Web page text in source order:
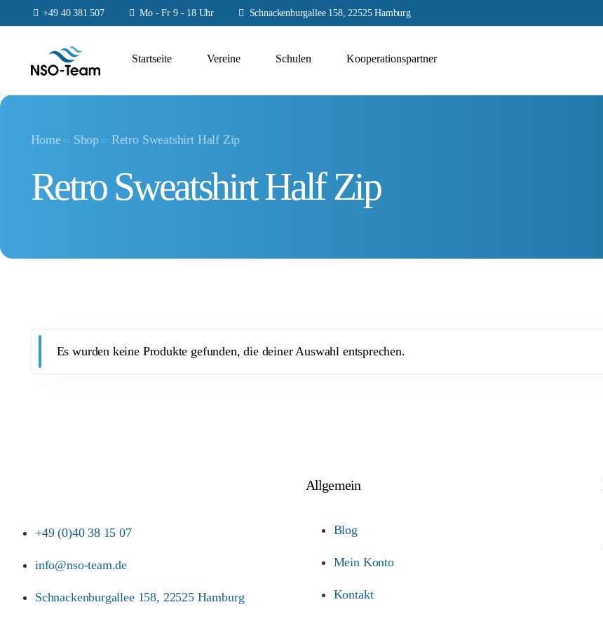
+49 40 381 507 Mo - Fr 9 - 18 Uhr Schnackenburgallee 158, 22525 Hamburg
Startseite Vereine Schulen Kooperationspartner
Home Shop Retro Sweatshirt Half Zip
Retro Sweatshirt Half Zip
Es wurden keine Produkte gefunden, die deiner Auswahl entsprechen.
+49 (0)40 38 15 07
info@nso-team.de
Schnackenburgallee 158, 22525 Hamburg
Allgemein
Blog
Mein Konto
Kontakt